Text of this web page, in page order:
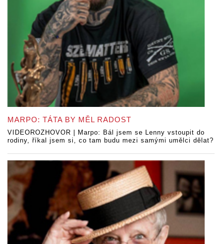
MARPO: TÁTA BY MĚL RADOST
VIDEOROZHOVOR | Marpo: Bál jsem se Lenny vstoupit do
rodiny, říkal jsem si, co tam budu mezi samými umělci dělat?